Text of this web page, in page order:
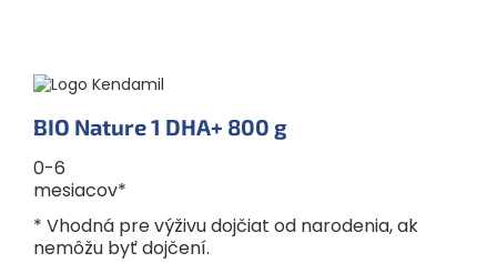
BIO Nature 1 DHA+ 800 g
0-6
mesiacov*
* Vhodná pre výživu dojčiat od narodenia, ak
nemôžu byť dojčení.